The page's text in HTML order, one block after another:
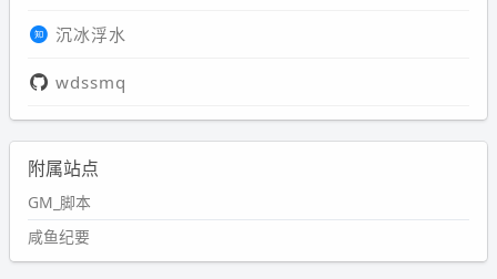
沉冰浮水
wdssmq
附属站点
GM_脚本
咸鱼纪要